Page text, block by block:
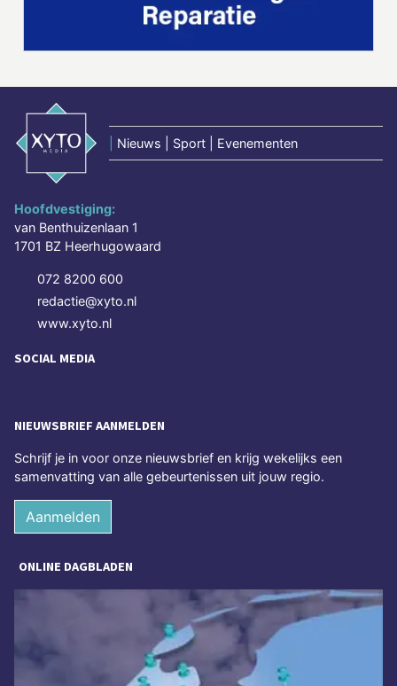
Nieuws | Sport | Evenementen
Hoofdvestiging:
van Benthuizenlaan 1
1701 BZ Heerhugowaard
072 8200 600
redactie@xyto.nl
www.xyto.nl
SOCIAL MEDIA
NIEUWSBRIEF AANMELDEN
Schrijf je in voor onze nieuwsbrief en krijg wekelijks een
samenvatting van alle gebeurtenissen uit jouw regio.
Aanmelden
ONLINE DAGBLADEN